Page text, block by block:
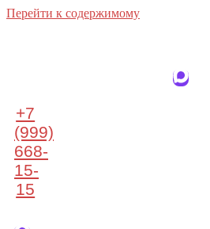
Перейти к содержимому
+7
(999)
668-
15-
15